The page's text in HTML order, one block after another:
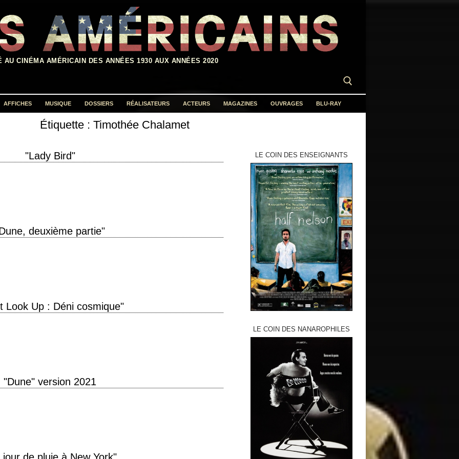
CINÉMA AMÉRICAIN DES ANNÉES 1930 AUX ANNÉES 2020
AFFICHES MUSIQUE DOSSIERS RÉALISATEURS ACTEURS MAGAZINES OUVRAGES BLU-RAY
Étiquette : Timothée Chalamet
"Lady Bird"
deuxième partie"
Look Up : Déni cosmique"
"Dune" version 2021
LE COIN DES ENSEIGNANTS
LE COIN DES NANAROPHILES